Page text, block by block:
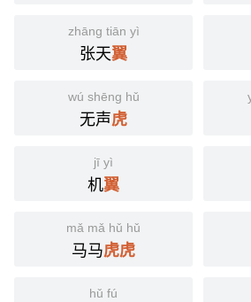
zhāng tiān yì
张天翼
wú shēng hǔ
无声虎
jī yì
机翼
mǎ mǎ hǔ hǔ
马马虎虎
hǔ fú